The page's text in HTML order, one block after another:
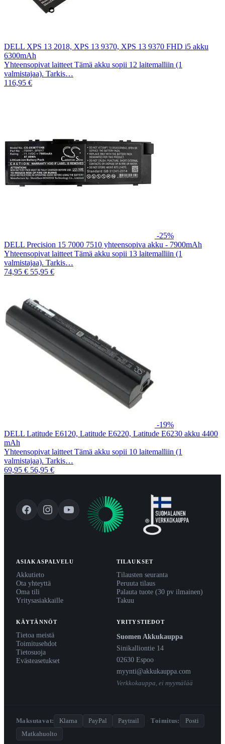
DELL XPS 13 2018, XPS 13 9370, XPS 13 9370 FHD i5 akku
6300mAh
Yhteensopivat laitteet Tämä akku sopii 12 laitemalliin (1
valmistajaa). Tarkis…
116,95 €
-25%
DELL Precision 15 7000 7510 yhteensopiva akku - 7900mAh
Yhteensopivat laitteet Tämä akku sopii 13 laitemalliin (1
valmistajaa). Tarkis…
74,95 € 55,95 €
-19%
DELL Latitude E6120, Latitude E6220, Latitude E6230 akku 4400
mAh
Yhteensopivat laitteet Tämä akku sopii 10 laitemalliin (1
valmistajaa). Tarkis…
69,95 € 56,95 €
ASIAKASPALVELU
Akkutieto
Ota yhteyttä
Oma tili
Yritysasiakkaille
TILAUKSET
Tilausten seuranta
Peruuta tilaus
Palauta tuote (30 pv ilmainen)
Takuu
KÄYTÄNNÖT
Tietoa meistä
Toimitusehdot
Tietosuoja
Evästeasetukset
YRITYSTIEDOT
Suomen Akkukauppa
Sinikalliontie 14
02630 Espoo
myynti@akkukauppa.com
Verkkokauppa, ei myymälää
Maksutavat: Klarna PayPal Paytrail · Toimitus:
Posti
Matkahuolto